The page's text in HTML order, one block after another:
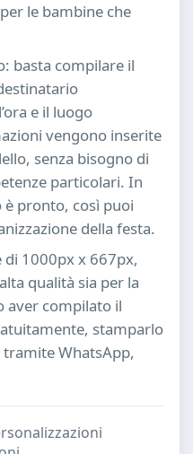
le bambine che
basta compilare il
e il luogo
vengono inserite
senza bisogno di
particolari. In
è pronto, così puoi
della festa.
di 1000px x 667px,
qualità sia per la
aver compilato il
stamparlo
WhatsApp,